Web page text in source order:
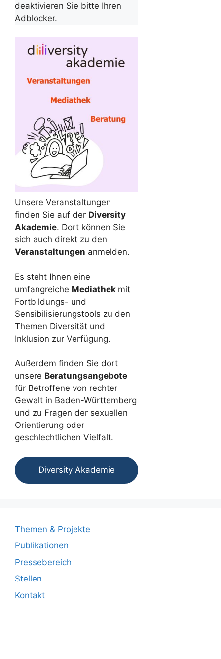
deaktivieren Sie bitte Ihren
Adblocker.
Unsere Veranstaltungen
finden Sie auf der Diversity
Akademie. Dort können Sie
sich auch direkt zu den
Veranstaltungen anmelden.
Es steht Ihnen eine
umfangreiche Mediathek mit
Fortbildungs- und
Sensibilisierungstools zu den
Themen Diversität und
Inklusion zur Verfügung.
Außerdem finden Sie dort
unsere Beratungsangebote
für Betroffene von rechter
Gewalt in Baden-Württemberg
und zu Fragen der sexuellen
Orientierung oder
geschlechtlichen Vielfalt.
Diversity Akademie
Themen & Projekte
Publikationen
Pressebereich
Stellen
Kontakt